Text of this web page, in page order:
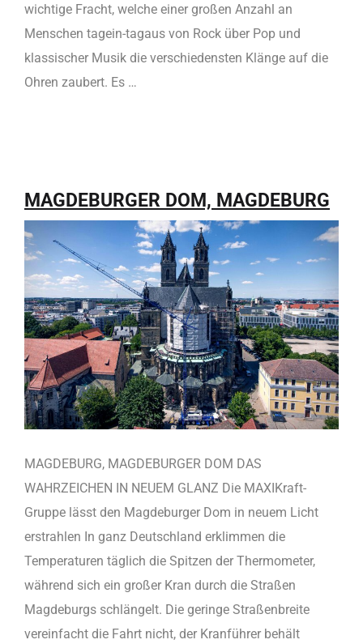
wichtige Fracht, welche einer großen Anzahl an
Menschen tagein-tagaus von Rock über Pop und
klassischer Musik die verschiedensten Klänge auf die
Ohren zaubert. Es …
MAGDEBURGER DOM, MAGDEBURG
MAGDEBURG, MAGDEBURGER DOM DAS
WAHRZEICHEN IN NEUEM GLANZ Die MAXIKraft-
Gruppe lässt den Magdeburger Dom in neuem Licht
erstrahlen In ganz Deutschland erklimmen die
Temperaturen täglich die Spitzen der Thermometer,
während sich ein großer Kran durch die Straßen
Magdeburgs schlängelt. Die geringe Straßenbreite
vereinfacht die Fahrt nicht, der Kranführer behält